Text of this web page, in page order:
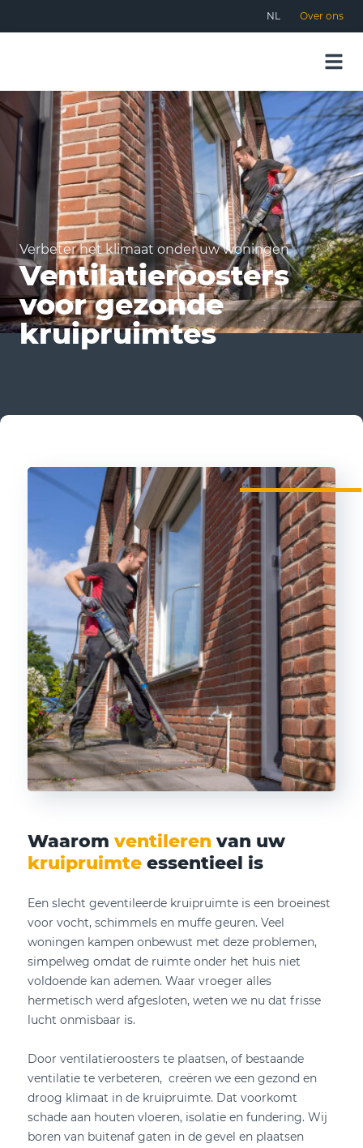
NL Over ons
Verbeter het klimaat onder uw woningen
Ventilatieroosters
voor gezonde
kruipruimtes
Waarom ventileren van uw
kruipruimte essentieel is
Een slecht geventileerde kruipruimte is een broeinest
voor vocht, schimmels en muffe geuren. Veel
woningen kampen onbewust met deze problemen,
simpelweg omdat de ruimte onder het huis niet
voldoende kan ademen. Waar vroeger alles
hermetisch werd afgesloten, weten we nu dat frisse
lucht onmisbaar is.
Door ventilatieroosters te plaatsen, of bestaande
ventilatie te verbeteren, creëren we een gezond en
droog klimaat in de kruipruimte. Dat voorkomt
schade aan houten vloeren, isolatie en fundering. Wij
boren van buitenaf gaten in de gevel en plaatsen